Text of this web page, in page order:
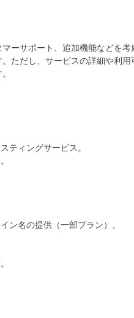
ーサポート、追加機能などを考
ただし、サービスの詳細や利用
ティングサービス。
ン名の提供（一部プラン）。